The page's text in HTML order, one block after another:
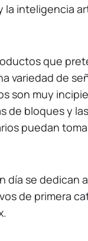
la inteligencia
que
variedad de
son muy
de bloques y
puedan
se dedican
de primera